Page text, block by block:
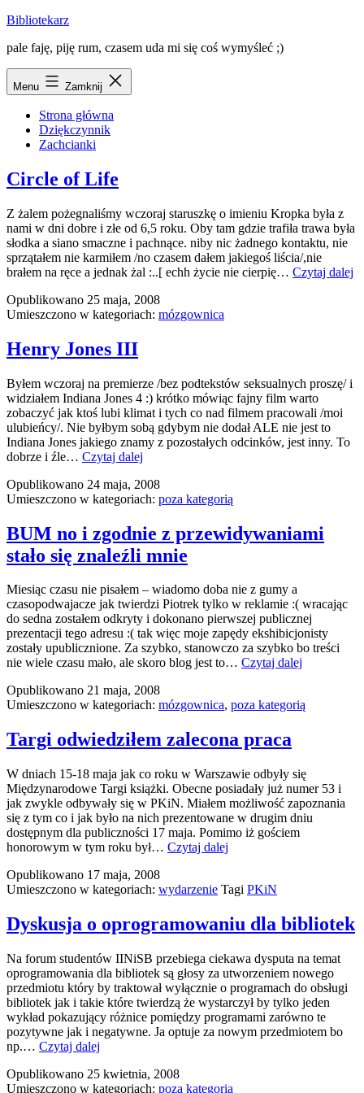
Przejdź
treści
Bibliotekarz
pale faję, piję rum, czasem uda mi się coś wymyśleć ;)
Menu Zamknij
Strona główna
Dziękczynnik
Zachcianki
Circle of Life
Z żalem pożegnaliśmy wczoraj staruszkę o imieniu Kropka była z
nami w dni dobre i złe od 6,5 roku. Oby tam gdzie trafiła trawa była
słodka a siano smaczne i pachnące. niby nic żadnego kontaktu, nie
sprzątałem nie karmiłem /no czasem dałem jakiegoś liścia/,nie
brałem na ręce a jednak żal :..[ echh życie nie cierpię… Czytaj dalej
Opublikowano 25 maja, 2008
Umieszczono w kategoriach: mózgownica
Henry Jones III
Byłem wczoraj na premierze /bez podtekstów seksualnych proszę/ i
widziałem Indiana Jones 4 :) krótko mówiąc fajny film warto
zobaczyć jak ktoś lubi klimat i tych co nad filmem pracowali /moi
ulubieńcy/. Nie byłbym sobą gdybym nie dodał ALE nie jest to
Indiana Jones jakiego znamy z pozostałych odcinków, jest inny. To
dobrze i źle… Czytaj dalej
III
Opublikowano 24 maja, 2008
Umieszczono w kategoriach: poza kategorią
BUM no i zgodnie z przewidywaniami
stało się znaleźli mnie
Miesiąc czasu nie pisałem – wiadomo doba nie z gumy a
czasopodwajacze jak twierdzi Piotrek tylko w reklamie :( wracając
do sedna zostałem odkryty i dokonano pierwszej publicznej
prezentacji tego adresu :( tak więc moje zapędy ekshibicjonisty
zostały upublicznione. Za szybko, stanowczo za szybko bo treści
nie wiele czasu mało, ale skoro blog jest to… Czytaj dalej
zgodnie
znaleźli
mnie
Opublikowano 21 maja, 2008
Umieszczono w kategoriach: mózgownica, poza kategorią
Targi odwiedziłem zalecona praca
W dniach 15-18 maja jak co roku w Warszawie odbyły się
Międzynarodowe Targi książki. Obecne posiadały już numer 53 i
jak zwykle odbywały się w PKiN. Miałem możliwość zapoznania
się z tym co i jak było na nich prezentowane w drugim dniu
dostępnym dla publiczności 17 maja. Pomimo iż gościem
honorowym w tym roku był… Czytaj dalej
praca
Opublikowano 17 maja, 2008
Umieszczono w kategoriach: wydarzenie Tagi PKiN
Dyskusja o oprogramowaniu dla bibliotek
Na forum studentów IINiSB przebiega ciekawa dysputa na temat
oprogramowania dla bibliotek są głosy za utworzeniem nowego
przedmiotu który by traktował wyłącznie o programach do obsługi
bibliotek jak i takie które twierdzą że wystarczył by tylko jeden
wykład pokazujący różnice pomiędzy programami zarówno te
pozytywne jak i negatywne. Ja optuje za nowym przedmiotem bo
np.… Czytaj dalej
oprogramowaniu
dla
Opublikowano 25 kwietnia, 2008
Umieszczono w kategoriach: poza kategorią